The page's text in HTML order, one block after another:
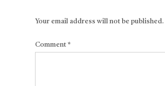
Your email address will not be published.
Comment *